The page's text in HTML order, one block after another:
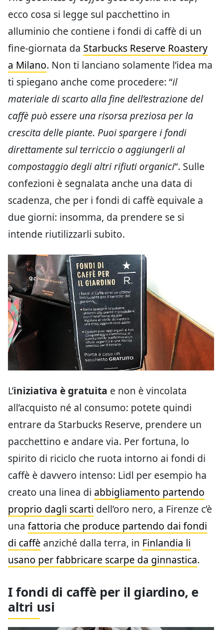
ecco cosa si legge sul pacchettino in
alluminio che contiene i fondi di caffè di un
fine-giornata da Starbucks Reserve Roastery
a Milano. Non ti lanciano solamente l’idea ma
ti spiegano anche come procedere: “il
materiale di scarto alla fine dell’estrazione del
caffè può essere una risorsa preziosa per la
crescita delle piante. Puoi spargere i fondi
direttamente sul terriccio o aggiungerli al
compostaggio degli altri rifiuti organici“. Sulle
confezioni è segnalata anche una data di
scadenza, che per i fondi di caffè equivale a
due giorni: insomma, da prendere se si
intende riutilizzarli subito.
L’iniziativa è gratuita e non è vincolata
all’acquisto né al consumo: potete quindi
entrare da Starbucks Reserve, prendere un
pacchettino e andare via. Per fortuna, lo
spirito di riciclo che ruota intorno ai fondi di
caffè è davvero intenso: Lidl per esempio ha
creato una linea di abbigliamento partendo
proprio dagli scarti dell’oro nero, a Firenze c’è
una fattoria che produce partendo dai fondi
di caffè anziché dalla terra, in Finlandia li
usano per fabbricare scarpe da ginnastica.
I fondi di caffè per il giardino, e
altri usi